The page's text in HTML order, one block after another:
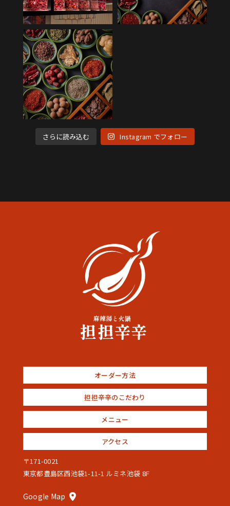
さらに読み込む Instagram でフォロー
〒171-0021
東京都豊島区西池袋1-11-1 ルミネ池袋 8F
Google Map
オーダー方法
担担辛辛のこだわり
メニュー
アクセス